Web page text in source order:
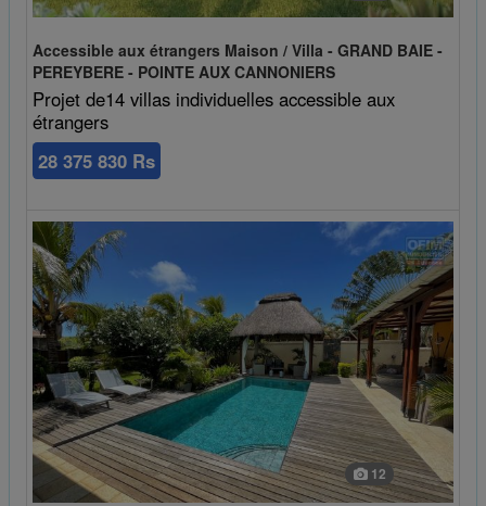
Accessible aux étrangers Maison / Villa - GRAND BAIE -
PEREYBERE - POINTE AUX CANNONIERS
Projet de14 villas individuelles accessible aux
étrangers
28 375 830 Rs
12